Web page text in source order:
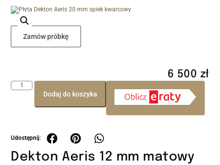
Dekton Aeris 12 mm matowy
Zamów próbkę
6 500 zł
Dodaj do koszyka